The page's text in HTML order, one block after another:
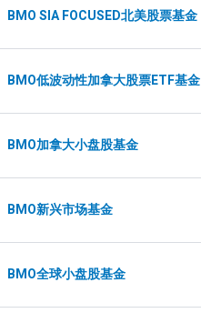
BMO SIA FOCUSED北美股票基金
BMO低波动性加拿大股票ETF基金
BMO加拿大小盘股基金
BMO新兴市场基金
BMO全球小盘股基金